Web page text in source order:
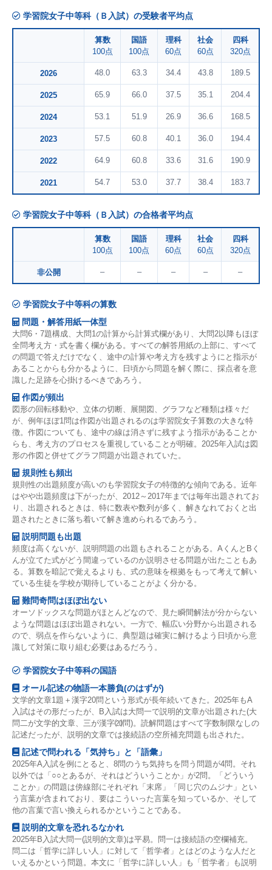
学習院女子中等科（Ｂ入試）の受験者平均点
算数
100点
国語
100点
理科
60点
社会
60点
四科
320点
2026 48.0 63.3 34.4 43.8 189.5
2025 65.9 66.0 37.5 35.1 204.4
2024 53.1 51.9 26.9 36.6 168.5
2023 57.5 60.8 40.1 36.0 194.4
2022 64.9 60.8 33.6 31.6 190.9
2021 54.7 53.0 37.7 38.4 183.7
学習院女子中等科（Ｂ入試）の合格者平均点
算数
100点
国語
100点
理科
60点
社会
60点
四科
320点
非公開 – – – – –
学習院女子中等科の算数
問題・解答用紙一体型
大問6・7題構成、大問1の計算から計算式欄があり、大問2以降もほぼ
全問考え方・式を書く欄がある。すべての解答用紙の上部に、すべて
の問題で答えだけでなく、途中の計算や考え方を残すようにと指示が
あることからも分かるように、日頃から問題を解く際に、採点者を意
識した足跡を心掛けるべきであろう。
作図が頻出
図形の回転移動や、立体の切断、展開図、グラフなど種類は様々だ
が、例年ほぼ1問は作図が出題されるのは学習院女子算数の大きな特
徴。作図についても、途中の線は消さずに残すよう指示があることか
らも、考え方のプロセスを重視していることが明確。2025年入試は図
形の作図と併せてグラフ問題が出題されていた。
規則性も頻出
規則性の出題頻度が高いのも学習院女子の特徴的な傾向である。近年
はやや出題頻度は下がったが、2012～2017年までは毎年出題されてお
り、出題されるときは、特に数表や数列が多く、解きなれておくと出
題されたときに落ち着いて解き進められるであろう。
説明問題も出題
頻度は高くないが、説明問題の出題もされることがある。AくんとBく
んが立てた式がどう間違っているのか説明させる問題が出たこともあ
る。算数を暗記で覚えるよりも、式の意味を根拠をもって考えて解い
ている生徒を学校が期待していることがよく分かる。
難問奇問はほぼ出ない
オーソドックスな問題がほとんどなので、見た瞬間解法が分からない
ような問題はほぼ出題されない。一方で、幅広い分野から出題される
ので、弱点を作らないように、典型題は確実に解けるよう日頃から意
識して対策に取り組む必要はあるだろう。
学習院女子中等科の国語
オール記述の物語一本勝負(のはずが)
文学的文章1題＋漢字20問という形式が長年続いてきた。2025年もA
入試はその形だったが、B入試は大問一で説明的文章が出題された(大
問二が文学的文章、三が漢字⒇問)。読解問題はすべて字数制限なしの
記述だったが、説明的文章では接続語の空所補充問題も出された。
記述で問われる「気持ち」と「語彙」
2025年A入試を例にとると、8問のうち気持ちを問う問題が4問。それ
以外では「○○とあるが、それはどういうことか」が2問。「どういう
ことか」の問題は傍線部にそれぞれ「末席」「同じ穴のムジナ」とい
う言葉が含まれており、要はこういった言葉を知っているか、そして
他の言葉で言い換えられるかということである。
説明的文章を恐れるなかれ
2025年B入試大問一(説明的文章)は平易。問一は接続語の空欄補充。
問二は「哲学に詳しい人」に対して「哲学者」とはどのような人だと
いえるかという問題。本文に「哲学に詳しい人」も「哲学者」も説明